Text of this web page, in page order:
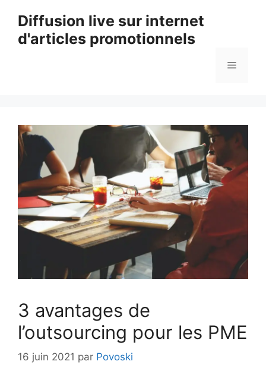
contenu
Diffusion live sur internet
d'articles promotionnels
Menu
3 avantages de
l’outsourcing pour les PME
16 juin 2021 par Povoski